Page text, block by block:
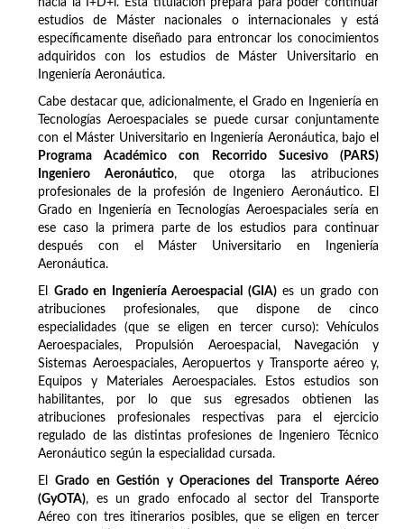
hacia la I+D+i. Esta titulación prepara para poder continuar
estudios de Máster nacionales o internacionales y está
específicamente diseñado para entroncar los conocimientos
adquiridos con los estudios de Máster Universitario en
Ingeniería Aeronáutica.
Cabe destacar que, adicionalmente, el Grado en Ingeniería en
Tecnologías Aeroespaciales se puede cursar conjuntamente
con el Máster Universitario en Ingeniería Aeronáutica, bajo el
Programa Académico con Recorrido Sucesivo (PARS)
Ingeniero Aeronáutico, que otorga las atribuciones
profesionales de la profesión de Ingeniero Aeronáutico. El
Grado en Ingeniería en Tecnologías Aeroespaciales sería en
ese caso la primera parte de los estudios para continuar
después con el Máster Universitario en Ingeniería
Aeronáutica.
El Grado en Ingeniería Aeroespacial (GIA)es un grado con
atribuciones profesionales, que dispone de cinco
especialidades (que se eligen en tercer curso): Vehículos
Aeroespaciales, Propulsión Aeroespacial, Navegación y
Sistemas Aeroespaciales, Aeropuertos y Transporte aéreo y,
Equipos y Materiales Aeroespaciales. Estos estudios son
habilitantes, por lo que sus egresados obtienen las
atribuciones profesionales respectivas para el ejercicio
regulado de las distintas profesiones de Ingeniero Técnico
Aeronáutico según la especialidad cursada.
ElGrado en Gestión y Operaciones del Transporte Aéreo
(GyOTA), es un grado enfocado al sector del Transporte
Aéreo con tres itinerarios posibles, que se eligen en tercer